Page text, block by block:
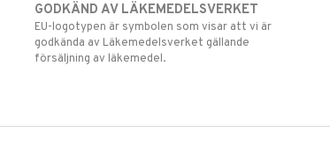
GODKÄND AV LÄKEMEDELSVERKET
EU-logotypen är symbolen som visar att vi är
godkända av Läkemedelsverket gällande
försäljning av läkemedel.